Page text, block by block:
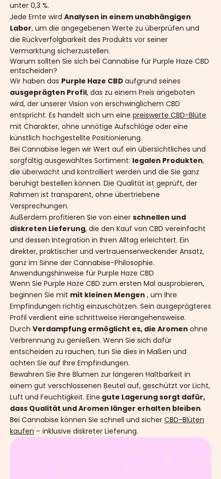
unter 0,3 %.
Jede Ernte wird Analysen in einem unabhängigen
Labor, um die angegebenen Werte zu überprüfen und
die Rückverfolgbarkeit des Produkts vor seiner
Vermarktung sicherzustellen.
Warum sollten Sie sich bei Cannabise für Purple Haze CBD
entscheiden?
Wir haben das Purple Haze CBD aufgrund seines
ausgeprägten Profil, das zu einem Preis angeboten
wird, der unserer Vision von erschwinglichem CBD
entspricht. Es handelt sich um eine preiswerte CBD-Blüte
mit Charakter, ohne unnötige Aufschläge oder eine
künstlich hochgestellte Positionierung.
Bei Cannabise legen wir Wert auf ein übersichtliches und
sorgfältig ausgewähltes Sortiment: legalen Produkten,
die überwacht und kontrolliert werden und die Sie ganz
beruhigt bestellen können. Die Qualität ist geprüft, der
Rahmen ist transparent, ohne übertriebene
Versprechungen.
Außerdem profitieren Sie von einer schnellen und
diskreten Lieferung, die den Kauf von CBD vereinfacht
und dessen Integration in Ihren Alltag erleichtert. Ein
direkter, praktischer und vertrauenserweckender Ansatz,
ganz im Sinne der Cannabise-Philosophie.
Anwendungshinweise für Purple Haze CBD
Wenn Sie Purple Haze CBD zum ersten Mal ausprobieren,
beginnen Sie mit mit kleinen Mengen , um Ihre
Empfindungen richtig einzuschätzen. Sein ausgeprägteres
Profil verdient eine schrittweise Herangehensweise.
Durch Verdampfung ermöglicht es, die Aromen ohne
Verbrennung zu genießen. Wenn Sie sich dafür
entscheiden zu rauchen, tun Sie dies in Maßen und
achten Sie auf Ihre Empfindungen.
Bewahren Sie Ihre Blumen zur längeren Haltbarkeit in
einem gut verschlossenen Beutel auf, geschützt vor Licht,
Luft und Feuchtigkeit. Eine gute Lagerung sorgt dafür,
dass Qualität und Aromen länger erhalten bleiben.
Bei Cannabise können Sie schnell und sicher CBD-Blüten
kaufen – inklusive diskreter Lieferung.